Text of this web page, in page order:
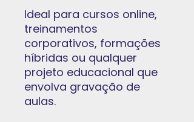
Ideal para cursos online,
treinamentos
corporativos, formações
híbridas ou qualquer
projeto educacional que
envolva gravação de
aulas.